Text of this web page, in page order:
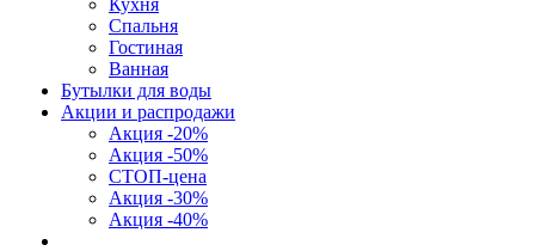
Кухня
Спальня
Гостиная
Ванная
Бутылки для воды
Акции и распродажи
Акция -20%
Акция -50%
СТОП-цена
Акция -30%
Акция -40%